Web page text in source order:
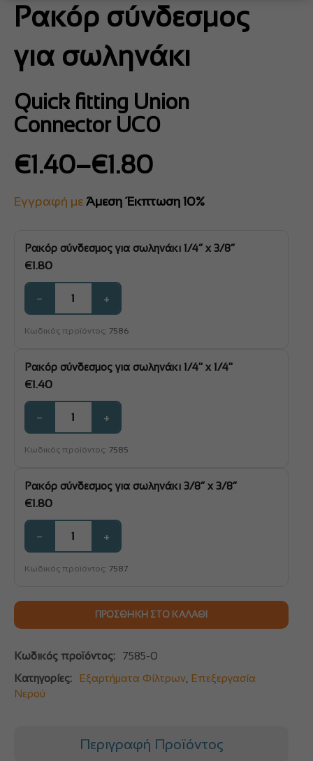
Ρακόρ σύνδεσμος
για σωληνάκι
Quick fitting Union
Connector UC0
€1.40–€1.80
Price
range:
€1.40
through
Εγγραφή με Άμεση Έκπτωση 10%
Ρακόρ σύνδεσμος για σωληνάκι 1/4” x 3/8”
€1.80
− +
Κωδικός προϊόντος: 7586
Ρακόρ σύνδεσμος για σωληνάκι 1/4'' x 1/4''
€1.40
− +
Κωδικός προϊόντος: 7585
Ρακόρ σύνδεσμος για σωληνάκι 3/8” x 3/8”
€1.80
− +
Κωδικός προϊόντος: 7587
ΠΡΟΣΘΉΚΗ ΣΤΟ ΚΑΛΆΘΙ
Κωδικός προϊόντος:
7585-0
Κατηγορίες:
Εξαρτήματα Φίλτρων Επεξεργασία
Νερού
Περιγραφή Προϊόντος